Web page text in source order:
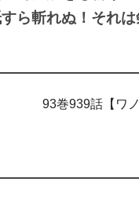
ら斬れぬ！それ
93巻939話【ワ